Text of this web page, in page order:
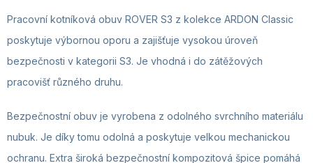
Pracovní kotníková obuv ROVER S3 z kolekce ARDON Classic
poskytuje výbornou oporu a zajišťuje vysokou úroveň
bezpečnosti v kategorii S3. Je vhodná i do zátěžových
pracovišť různého druhu.
Bezpečnostní obuv je vyrobena z odolného svrchního materiálu
nubuk. Je díky tomu odolná a poskytuje velkou mechanickou
ochranu. Extra široká bezpečnostní kompozitová špice pomáhá